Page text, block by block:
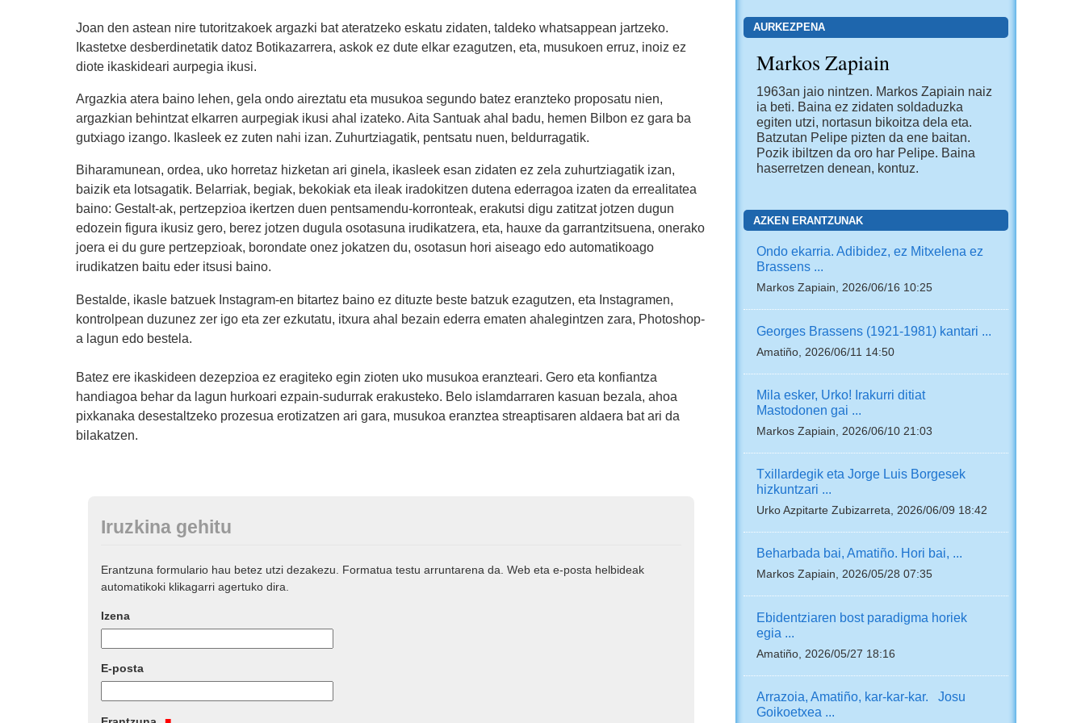
Joan den astean nire tutoritzakoek argazki bat ateratzeko eskatu zidaten, taldeko whatsappean jartzeko.
Ikastetxe desberdinetatik datoz Botikazarrera, askok ez dute elkar ezagutzen, eta, musukoen erruz, inoiz ez
diote ikaskideari aurpegia ikusi.
Argazkia atera baino lehen, gela ondo aireztatu eta musukoa segundo batez eranzteko proposatu nien,
argazkian behintzat elkarren aurpegiak ikusi ahal izateko. Aita Santuak ahal badu, hemen Bilbon ez gara ba
gutxiago izango. Ikasleek ez zuten nahi izan. Zuhurtziagatik, pentsatu nuen, beldurragatik.
Biharamunean, ordea, uko horretaz hizketan ari ginela, ikasleek esan zidaten ez zela zuhurtziagatik izan,
baizik eta lotsagatik. Belarriak, begiak, bekokiak eta ileak iradokitzen dutena ederragoa izaten da errealitatea
baino: Gestalt-ak, pertzepzioa ikertzen duen pentsamendu-korronteak, erakutsi digu zatitzat jotzen dugun
edozein figura ikusiz gero, berez jotzen dugula osotasuna irudikatzera, eta, hauxe da garrantzitsuena, onerako
joera ei du gure pertzepzioak, borondate onez jokatzen du, osotasun hori aiseago edo automatikoago
irudikatzen baitu eder itsusi baino.
Bestalde, ikasle batzuek Instagram-en bitartez baino ez dituzte beste batzuk ezagutzen, eta Instagramen,
kontrolpean duzunez zer igo eta zer ezkutatu, itxura ahal bezain ederra ematen ahalegintzen zara, Photoshop-
a lagun edo bestela.
Batez ere ikaskideen dezepzioa ez eragiteko egin zioten uko musukoa eranzteari. Gero eta konfiantza
handiagoa behar da lagun hurkoari ezpain-sudurrak erakusteko. Belo islamdarraren kasuan bezala, ahoa
pixkanaka desestaltzeko prozesua erotizatzen ari gara, musukoa eranztea streaptisaren aldaera bat ari da
bilakatzen.
Iruzkina gehitu
Erantzuna formulario hau betez utzi dezakezu. Formatua testu arruntarena da. Web eta e-posta helbideak
automatikoki klikagarri agertuko dira.
Izena
E-posta
AURKEZPENA
Markos Zapiain
1963an jaio nintzen. Markos Zapiain naiz
ia beti. Baina ez zidaten soldaduzka
egiten utzi, nortasun bikoitza dela eta.
Batzutan Pelipe pizten da ene baitan.
Pozik ibiltzen da oro har Pelipe. Baina
haserretzen denean, kontuz.
AZKEN ERANTZUNAK
Ondo ekarria. Adibidez, ez Mitxelena ez
Brassens ...
Markos Zapiain, 2026/06/16 10:25
Georges Brassens (1921-1981) kantari ...
Amatiño, 2026/06/11 14:50
Mila esker, Urko! Irakurri ditiat
Mastodonen gai ...
Markos Zapiain, 2026/06/10 21:03
Txillardegik eta Jorge Luis Borgesek
hizkuntzari ...
Urko Azpitarte Zubizarreta, 2026/06/09 18:42
Beharbada bai, Amatiño. Hori bai, ...
Markos Zapiain, 2026/05/28 07:35
Ebidentziaren bost paradigma horiek
egia ...
Amatiño, 2026/05/27 18:16
Arrazoia, Amatiño, kar-kar-kar. Josu
Goikoetxea ...